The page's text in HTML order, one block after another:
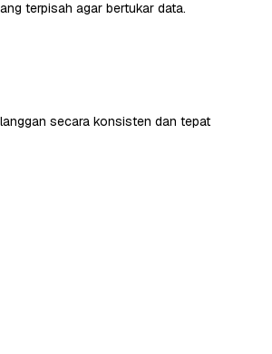
terpisah agar bertukar data.
secara konsisten dan tepat